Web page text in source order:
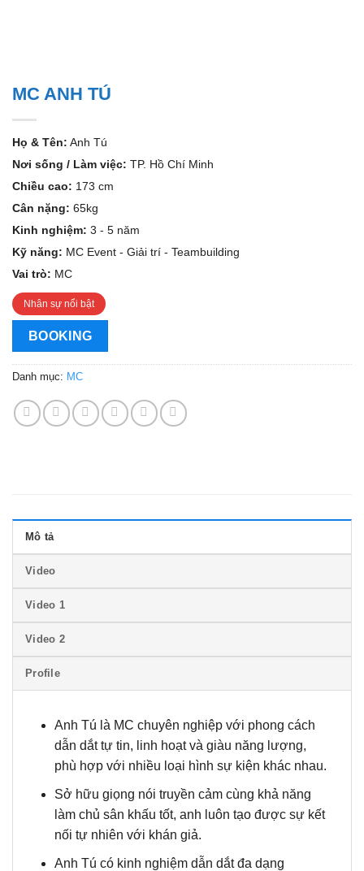
MC ANH TÚ
Họ & Tên: Anh Tú
Nơi sống / Làm việc: TP. Hồ Chí Minh
Chiều cao: 173 cm
Cân nặng: 65kg
Kinh nghiệm: 3 - 5 năm
Kỹ năng: MC Event - Giải trí - Teambuilding
Vai trò: MC
Nhân sự nổi bật
BOOKING
Danh mục: MC
Mô tả
Video
Video 1
Video 2
Profile
Anh Tú là MC chuyên nghiệp với phong cách
dẫn dắt tự tin, linh hoạt và giàu năng lượng,
phù hợp với nhiều loại hình sự kiện khác nhau.
Sở hữu giọng nói truyền cảm cùng khả năng
làm chủ sân khấu tốt, anh luôn tạo được sự kết
nối tự nhiên với khán giả.
Anh Tú có kinh nghiệm dẫn dắt đa dạng